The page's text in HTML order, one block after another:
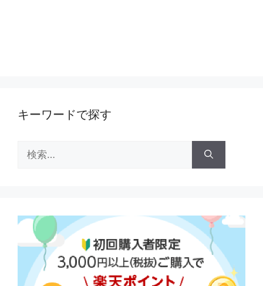
キーワードで探す
索: